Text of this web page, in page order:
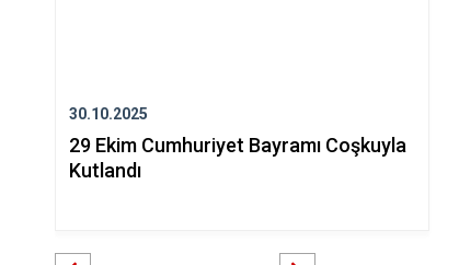
30.10.2025
29 Ekim Cumhuriyet Bayramı Coşkuyla
Kutlandı